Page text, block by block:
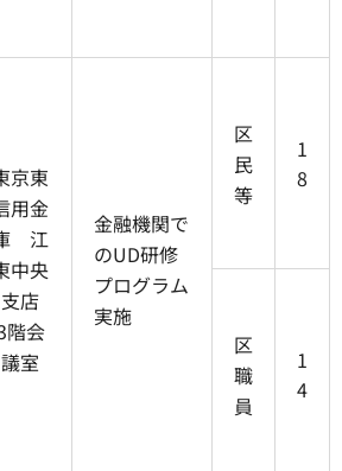
京東
用金
江
中央
支店
階会
議室
金融機関で
のUD研修
プログラム
実施
区
民
等
1
8
区
職
員
1
4